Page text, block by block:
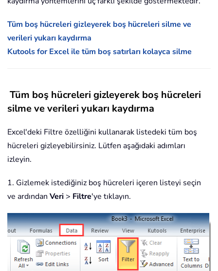
Tüm boş hücreleri gizleyerek boş hücreleri silme ve
verileri yukarı kaydırma
Kutools for Excel ile tüm boş satırları kolayca silme
Tüm boş hücreleri gizleyerek boş hücreleri
silme ve verileri yukarı kaydırma
Excel'deki Filtre özelliğini kullanarak listedeki tüm boş
hücreleri gizleyebilirsiniz. Lütfen aşağıdaki adımları
izleyin.
1. Gizlemek istediğiniz boş hücreleri içeren listeyi seçin
ve ardından Veri > Filtre'ye tıklayın.